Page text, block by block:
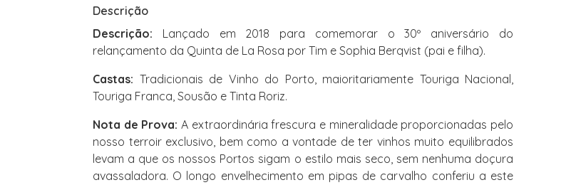
Descrição
Descrição: Lançado em 2018 para comemorar o 30º aniversário do
relançamento da Quinta de La Rosa por Tim e Sophia Berqvist (pai e filha).
Castas: Tradicionais de Vinho do Porto, maioritariamente Touriga Nacional,
Touriga Franca, Sousão e Tinta Roriz.
Nota de Prova: A extraordinária frescura e mineralidade proporcionadas pelo
nosso terroir exclusivo, bem como a vontade de ter vinhos muito equilibrados
levam a que os nossos Portos sigam o estilo mais seco, sem nenhuma doçura
avassaladora. O longo envelhecimento em pipas de carvalho conferiu a este